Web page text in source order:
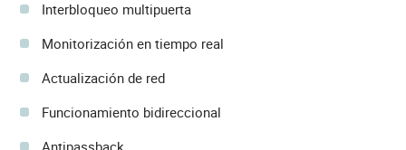
Interbloqueo multipuerta
Monitorización en tiempo real
Actualización de red
Funcionamiento bidireccional
Antipassback